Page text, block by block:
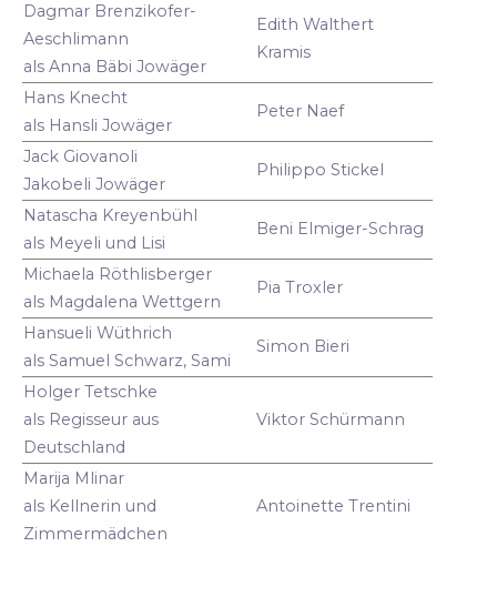
Dagmar Brenzikofer-
Aeschlimann
als Anna Bäbi Jowäger
Edith Walthert
Kramis
Hans Knecht
als Hansli Jowäger
Peter Naef
Jack Giovanoli
Jakobeli Jowäger
Philippo Stickel
Natascha Kreyenbühl
als Meyeli und Lisi
Beni Elmiger-Schrag
Michaela Röthlisberger
als Magdalena Wettgern
Pia Troxler
Hansueli Wüthrich
als Samuel Schwarz, Sami
Simon Bieri
Holger Tetschke
als Regisseur aus
Deutschland
Viktor Schürmann
Marija Mlinar
als Kellnerin und
Zimmermädchen
Antoinette Trentini